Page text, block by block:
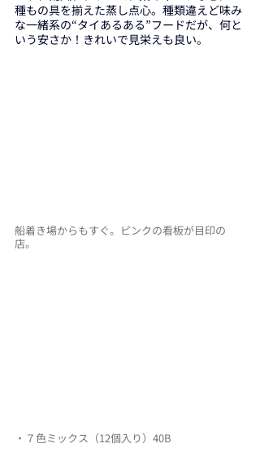
種もの具を揃えた蒸し点心。種類違えど味み
な一緒系の“タイあるある”フードだが、何と
いう安さか！きれいで見栄えも良い。
船着き場からもすぐ。ピンクの看板が目印の
店。
・７色ミックス（12個入り）40B